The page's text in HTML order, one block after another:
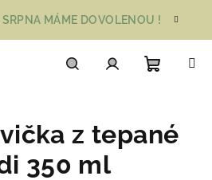
MÁME DOVOLENOU !
košík
z tepané
350 ml